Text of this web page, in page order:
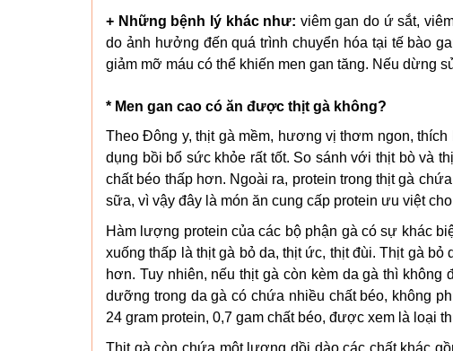
+ Những bệnh lý khác như: viêm gan do ứ sắt,
do ảnh hưởng đến quá trình chuyển hóa tại tế bào
giảm mỡ máu có thể khiến men gan tăng. Nếu dừng
* Men gan cao có ăn được thịt gà không?
Theo Đông y, thịt gà mềm, hương vị thơm ngon,
dụng bồi bổ sức khỏe rất tốt. So sánh với thịt bò và
chất béo thấp hơn. Ngoài ra, protein trong thịt gà
sữa, vì vậy đây là món ăn cung cấp protein ưu việt
Hàm lượng protein của các bộ phận gà có sự khác
xuống thấp là thịt gà bỏ da, thịt ức, thịt đùi. Thịt gà
hơn. Tuy nhiên, nếu thịt gà còn kèm da gà thì
dưỡng trong da gà có chứa nhiều chất béo, không
24 gram protein, 0,7 gam chất béo, được xem là loại
Thịt gà còn chứa một lượng dồi dào các chất khác